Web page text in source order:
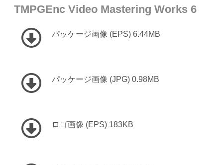
TMPGEnc Video Mastering Works 6
パッケージ画像 (EPS) 6.44MB
パッケージ画像 (JPG) 0.98MB
ロゴ画像 (EPS) 183KB